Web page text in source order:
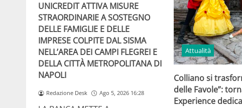
UNICREDIT ATTIVA MISURE
STRAORDINARIE A SOSTEGNO
DELLE FAMIGLIE E DELLE
IMPRESE COLPITE DAL SISMA
NELL’AREA DEI CAMPI FLEGREI E
DELLA CITTÀ METROPOLITANA DI
NAPOLI
Redazione Desk Ago 5, 2026 16:28
Attualità
Colliano si
delle Favole”:
Experience